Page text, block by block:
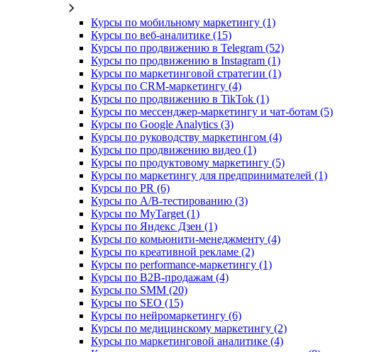
Курсы по мобильному маркетингу (1)
Курсы по веб-аналитике (15)
Курсы по продвижению в Telegram (52)
Курсы по продвижению в Instagram (1)
Курсы по маркетинговой стратегии (1)
Курсы по CRM-маркетингу (4)
Курсы по продвижению в TikTok (1)
Курсы по мессенджер-маркетингу и чат-ботам (5)
Курсы по Google Analytics (3)
Курсы по руководству маркетингом (4)
Курсы по продвижению видео (1)
Курсы по продуктовому маркетингу (5)
Курсы по маркетингу для предпринимателей (1)
Курсы по PR (6)
Курсы по A/B-тестированию (3)
Курсы по MyTarget (1)
Курсы по Яндекс Дзен (1)
Курсы по комьюнити-менеджменту (4)
Курсы по креативной рекламе (2)
Курсы по performance-маркетингу (1)
Курсы по B2B-продажам (4)
Курсы по SMM (20)
Курсы по SEO (15)
Курсы по нейромаркетингу (6)
Курсы по медицинскому маркетингу (2)
Курсы по маркетинговой аналитике (4)